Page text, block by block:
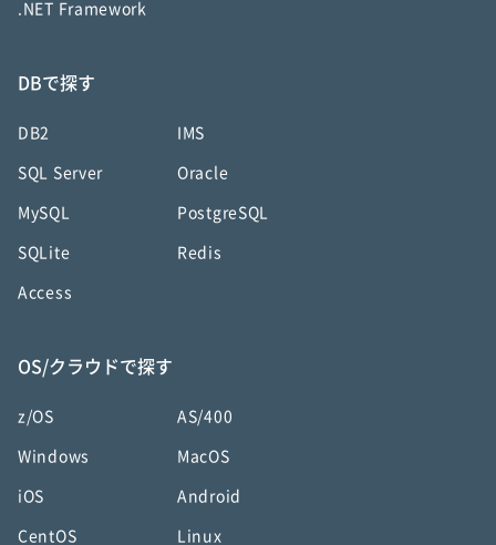
.NET Framework
DBで探す
DB2 IMS
SQL Server Oracle
MySQL PostgreSQL
SQLite Redis
Access
OS/クラウドで探す
z/OS AS/400
Windows MacOS
iOS Android
CentOS Linux